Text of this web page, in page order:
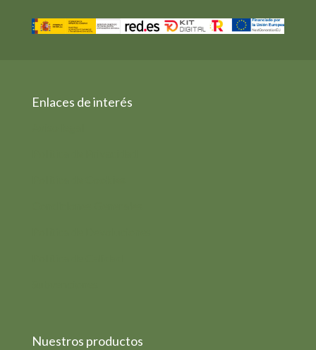
Enlaces de interés
Nuestros productos